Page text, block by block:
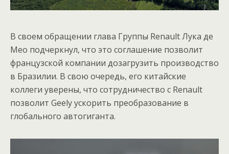
В своем обращении глава Группы Renault Лука де
Мео подчеркнул, что это соглашение позволит
французской компании дозагрузить производство
в Бразилии. В свою очередь, его китайские
коллеги уверены, что сотрудничество с Renault
позволит Geely ускорить преобразование в
глобального автогиганта.